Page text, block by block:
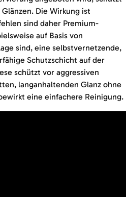
Die Wirkung ist
sind daher Premium-
auf Basis von
sind, eine selbstvernetzende,
Schutzschicht auf der
schützt vor aggressiven
langanhaltenden Glanz ohne
eine einfachere Reinigung.